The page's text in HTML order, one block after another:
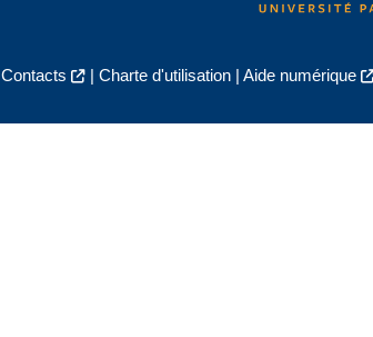
Contacts | Charte d'utilisation| Aide numérique